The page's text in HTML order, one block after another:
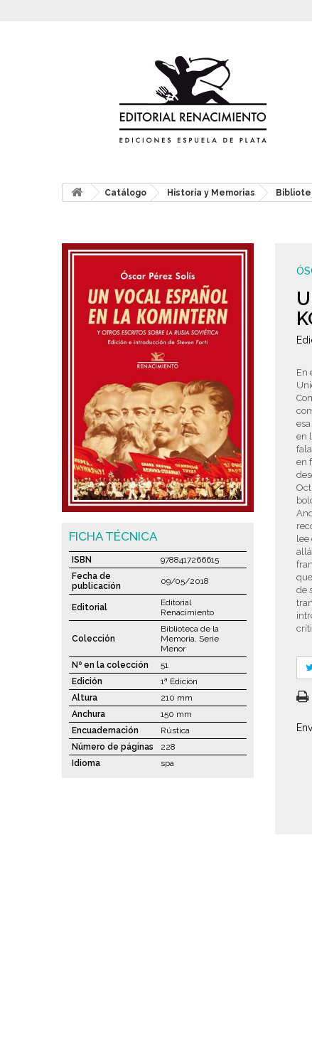
Catálogo Historia y Memorias
En
en
en
lee
de
FICHA TÉCNICA
ISBN
9788417266615
Fecha de
publicación
09/05/2018
Editorial
Editorial
Renacimiento
Colección
Biblioteca de la
Memoria, Serie
Menor
Nº en la colección
51
Edición
1ª Edición
Altura
210 mm
Anchura
150 mm
Encuadernación
Rústica
Número de páginas
228
Idioma
spa